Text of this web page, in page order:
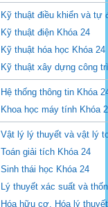
Kỹ thuật điều khiển và tự
Kỹ thuật điện Khóa 24
Kỹ thuật hóa học Khóa 24
Kỹ thuật xây dựng công
Hệ thống thông tin Khóa
Khoa học máy tính Khóa
Vật lý lý thuyết và vật lý
Toán giải tích Khóa 24
Sinh thái học Khóa 24
Lý thuyết xác suất và
Hóa hữu cơ, Hóa lý